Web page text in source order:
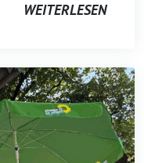
WEITERLESEN